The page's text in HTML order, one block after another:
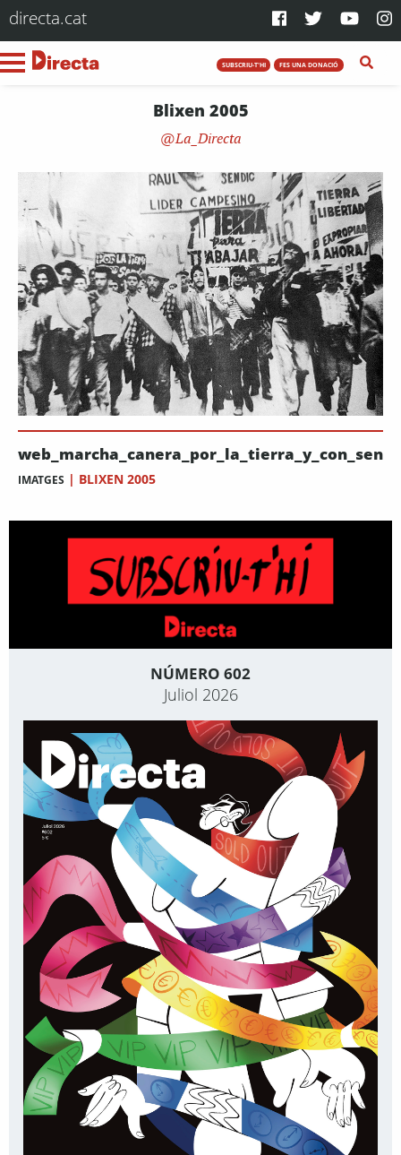
directa.cat
SUBSCRIU-T'HI FES UNA DONACIÓ
Blixen 2005
La_Directa
IMATGES | BLIXEN 2005
NÚMERO 602
Juliol 2026